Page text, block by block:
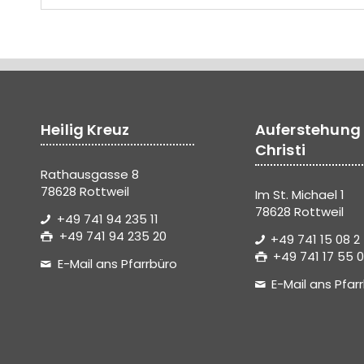
Heilig Kreuz
Rathausgasse 8
78628 Rottweil
+49 741 94 235 11
+49 741 94 235 20
E-Mail ans Pfarrbüro
Auferstehung
Christi
Im St. Michael 1
78628 Rottweil
+49 741 15 08 2
+49 741 17 55
E-Mail ans